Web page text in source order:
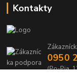
Kontakty
0950
(Po-Pia,